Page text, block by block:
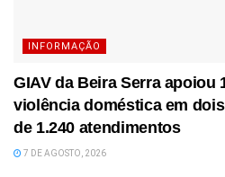
INFORMAÇÃO
GIAV da Beira Serra apoiou
violência doméstica em
de 1.240 atendimentos
7 DE AGOSTO, 2026